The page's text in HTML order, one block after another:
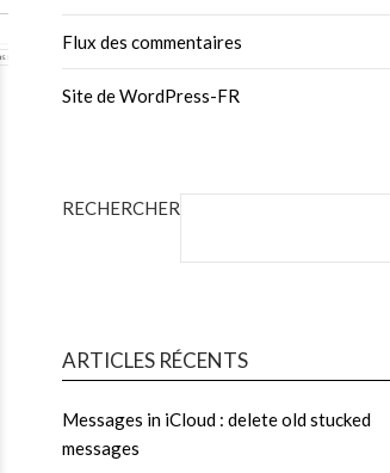
Flux des commentaires
Site de WordPress-FR
RECHERCHER
ARTICLES RÉCENTS
Messages in iCloud : delete old stucked
messages